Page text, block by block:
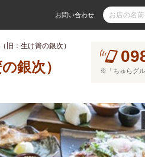
お問い合わせ
旧：生け簀の銀次）
銀次） ※「ちゅらグル